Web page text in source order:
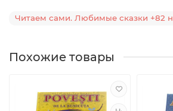
Читаем сами. Любимые сказки +82
Похожие товары